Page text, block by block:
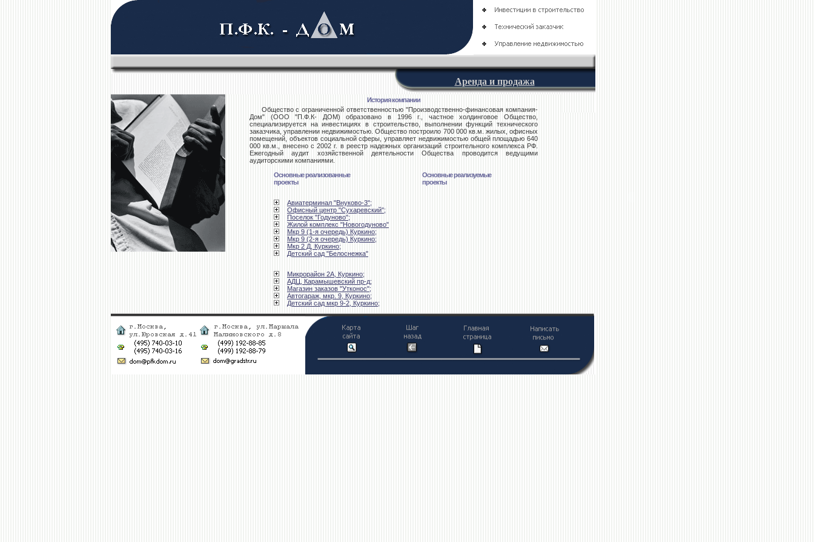
Аренда и продажа
История компании
Общество с ограниченной ответственностью "Производственно-финансовая компания-
Дом" (ООО "П.Ф.К- ДОМ) образовано в 1996 г., частное холдинговое Общество,
специализируется на инвестициях в строительство, выполнении функций технического
заказчика, управлении недвижимостью. Общество построило 700 000 кв.м. жилых, офисных
помещений, объектов социальной сферы, управляет недвижимостью общей площадью 640
000 кв.м., внесено с 2002 г. в реестр надежных организаций строительного комплекса РФ.
Ежегодный аудит хозяйственной деятельности Общества проводится ведущими
аудиторскими компаниями.
Основные реализованные
проекты
Основные реализуемые
проекты
Авиатерминал "Внуково-3";
Офисный центр "Сухаревский";
Поселок "Годуново";
Жилой комплекс "Новогодуново"
Мкр 9 (1-я очередь) Куркино;
Мкр 9 (2-я очередь) Куркино;
Мкр 2 Д, Куркино;
Детский сад "Белоснежка"
Микрорайон 2А, Куркино;
АДЦ, Карамышевский пр-д;
Магазин заказов "Утконос";
Автогараж, мкр. 9, Куркино;
Детский сад мкр 9-2, Куркино;